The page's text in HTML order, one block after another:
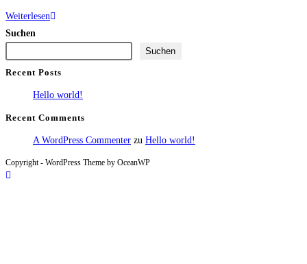
WeiterlesenHello
Suchen
Suchen
Recent Posts
Hello world!
Recent Comments
A WordPress Commenter zu Hello world!
Copyright - WordPress Theme by OceanWP